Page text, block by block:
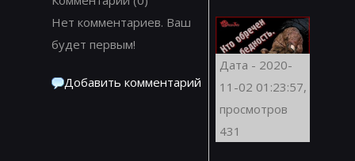
Нет комментариев. Ваш
будет первым!
Добавить комментарий
Дата - 2020-
11-02 01:23:57,
просмотров
431